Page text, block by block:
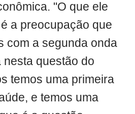
"O que ele
a preocupação que
com a segunda onda
questão do
temos uma primeira
e temos uma